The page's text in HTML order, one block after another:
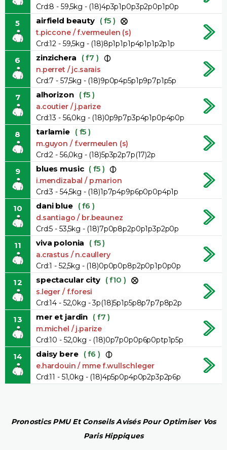
Crd:8 - 59,5kg - (18)4p3p1p0p3p2p0p1p0p
5 airfield beauty ( f5 )
t.piccone / f.vermeulen (s)
Crd:12 - 59,5kg - (18)8p1p1p1p4p1p1p2p1p
6 zinzichera ( f7 )
n.perret / jc.sarais
Crd:7 - 57,5kg - (18)9p0p4p5p1p9p7p1p5p
7 alhorizon ( f5 )
a.coutier / j.parize
Crd:13 - 56,0kg - (18)0p9p7p3p4p1p0p4p0p
8 tarlamie ( f5 )
m.guyon / f.vermeulen (s)
Crd:2 - 56,0kg - (18)5p3p2p7p(17)2p
9 blues music ( f5 )
i.mendizabal / p.marion
Crd:3 - 54,5kg - (18)1p7p4p9p6p0p0p4p1p
10 dani blue ( f6 )
d.santiago / br.beaunez
Crd:5 - 53,5kg - (18)7p0p8p2p0p1p3p2p0p
11 viva polonia ( f5 )
a.crastus / n.caullery
Crd:1 - 52,5kg - (18)0p0p0p8p2p0p1p0p0p
12 spectacular city ( f10 )
s.leger / f.foresi
Crd:14 - 52,0kg - 3p(18)5p1p5p8p7p7p8p2p
13 mer et jardin ( f7 )
m.michel / j.parize
Crd:10 - 52,0kg - (18)0p7p0p0p6p0ptp1p5p
14 daisy bere ( f6 )
e.hardouin / mme f.wullschleger
Crd:11 - 51,0kg - (18)4p5p0p4p0p2p3p2p6p
Pronostics PMU Et Conseils Avisés Pour Optimiser Vos
Paris Hippiques